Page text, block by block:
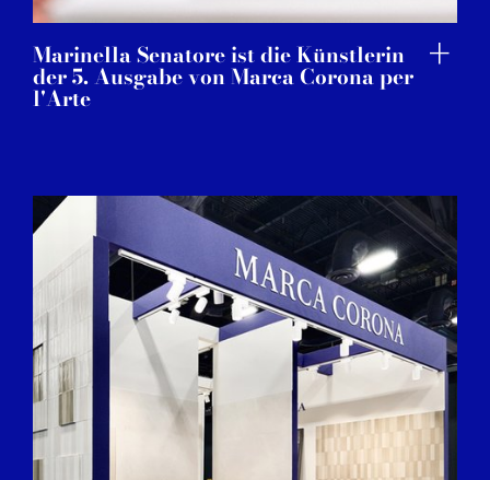
Marinella Senatore ist die Künstlerin
der 5. Ausgabe von Marca Corona per
l'Arte